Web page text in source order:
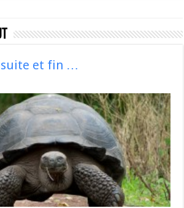
suite et fin …